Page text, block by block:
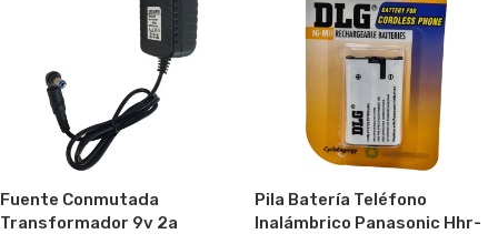
Fuente Conmutada
Transformador 9v 2a
Pila Batería Teléfono
Inalámbrico Panasonic Hhr-